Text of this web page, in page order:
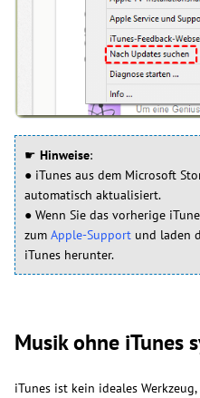
☛ Hinweise:
● iTunes aus dem Microsoft
automatisch aktualisiert.
● Wenn Sie das vorherige
zum Apple-Support und laden
iTunes herunter.
Musik ohne iTunes
iTunes ist kein ideales